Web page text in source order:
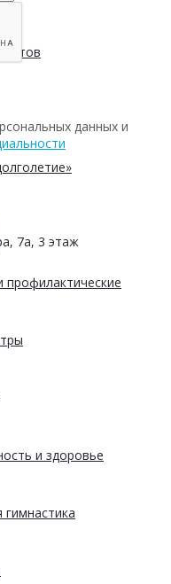
профилактические
и здоровье
данных и
7а, 3 этаж